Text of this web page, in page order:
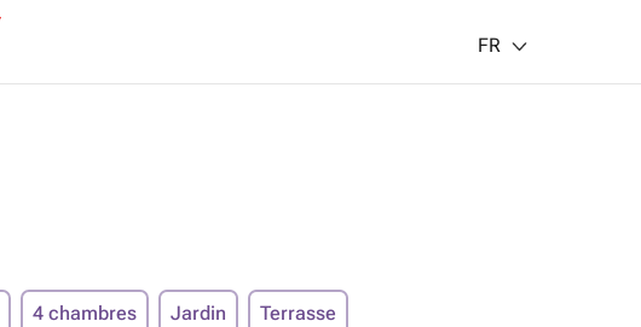
FR
4 chambres Jardin Terrasse